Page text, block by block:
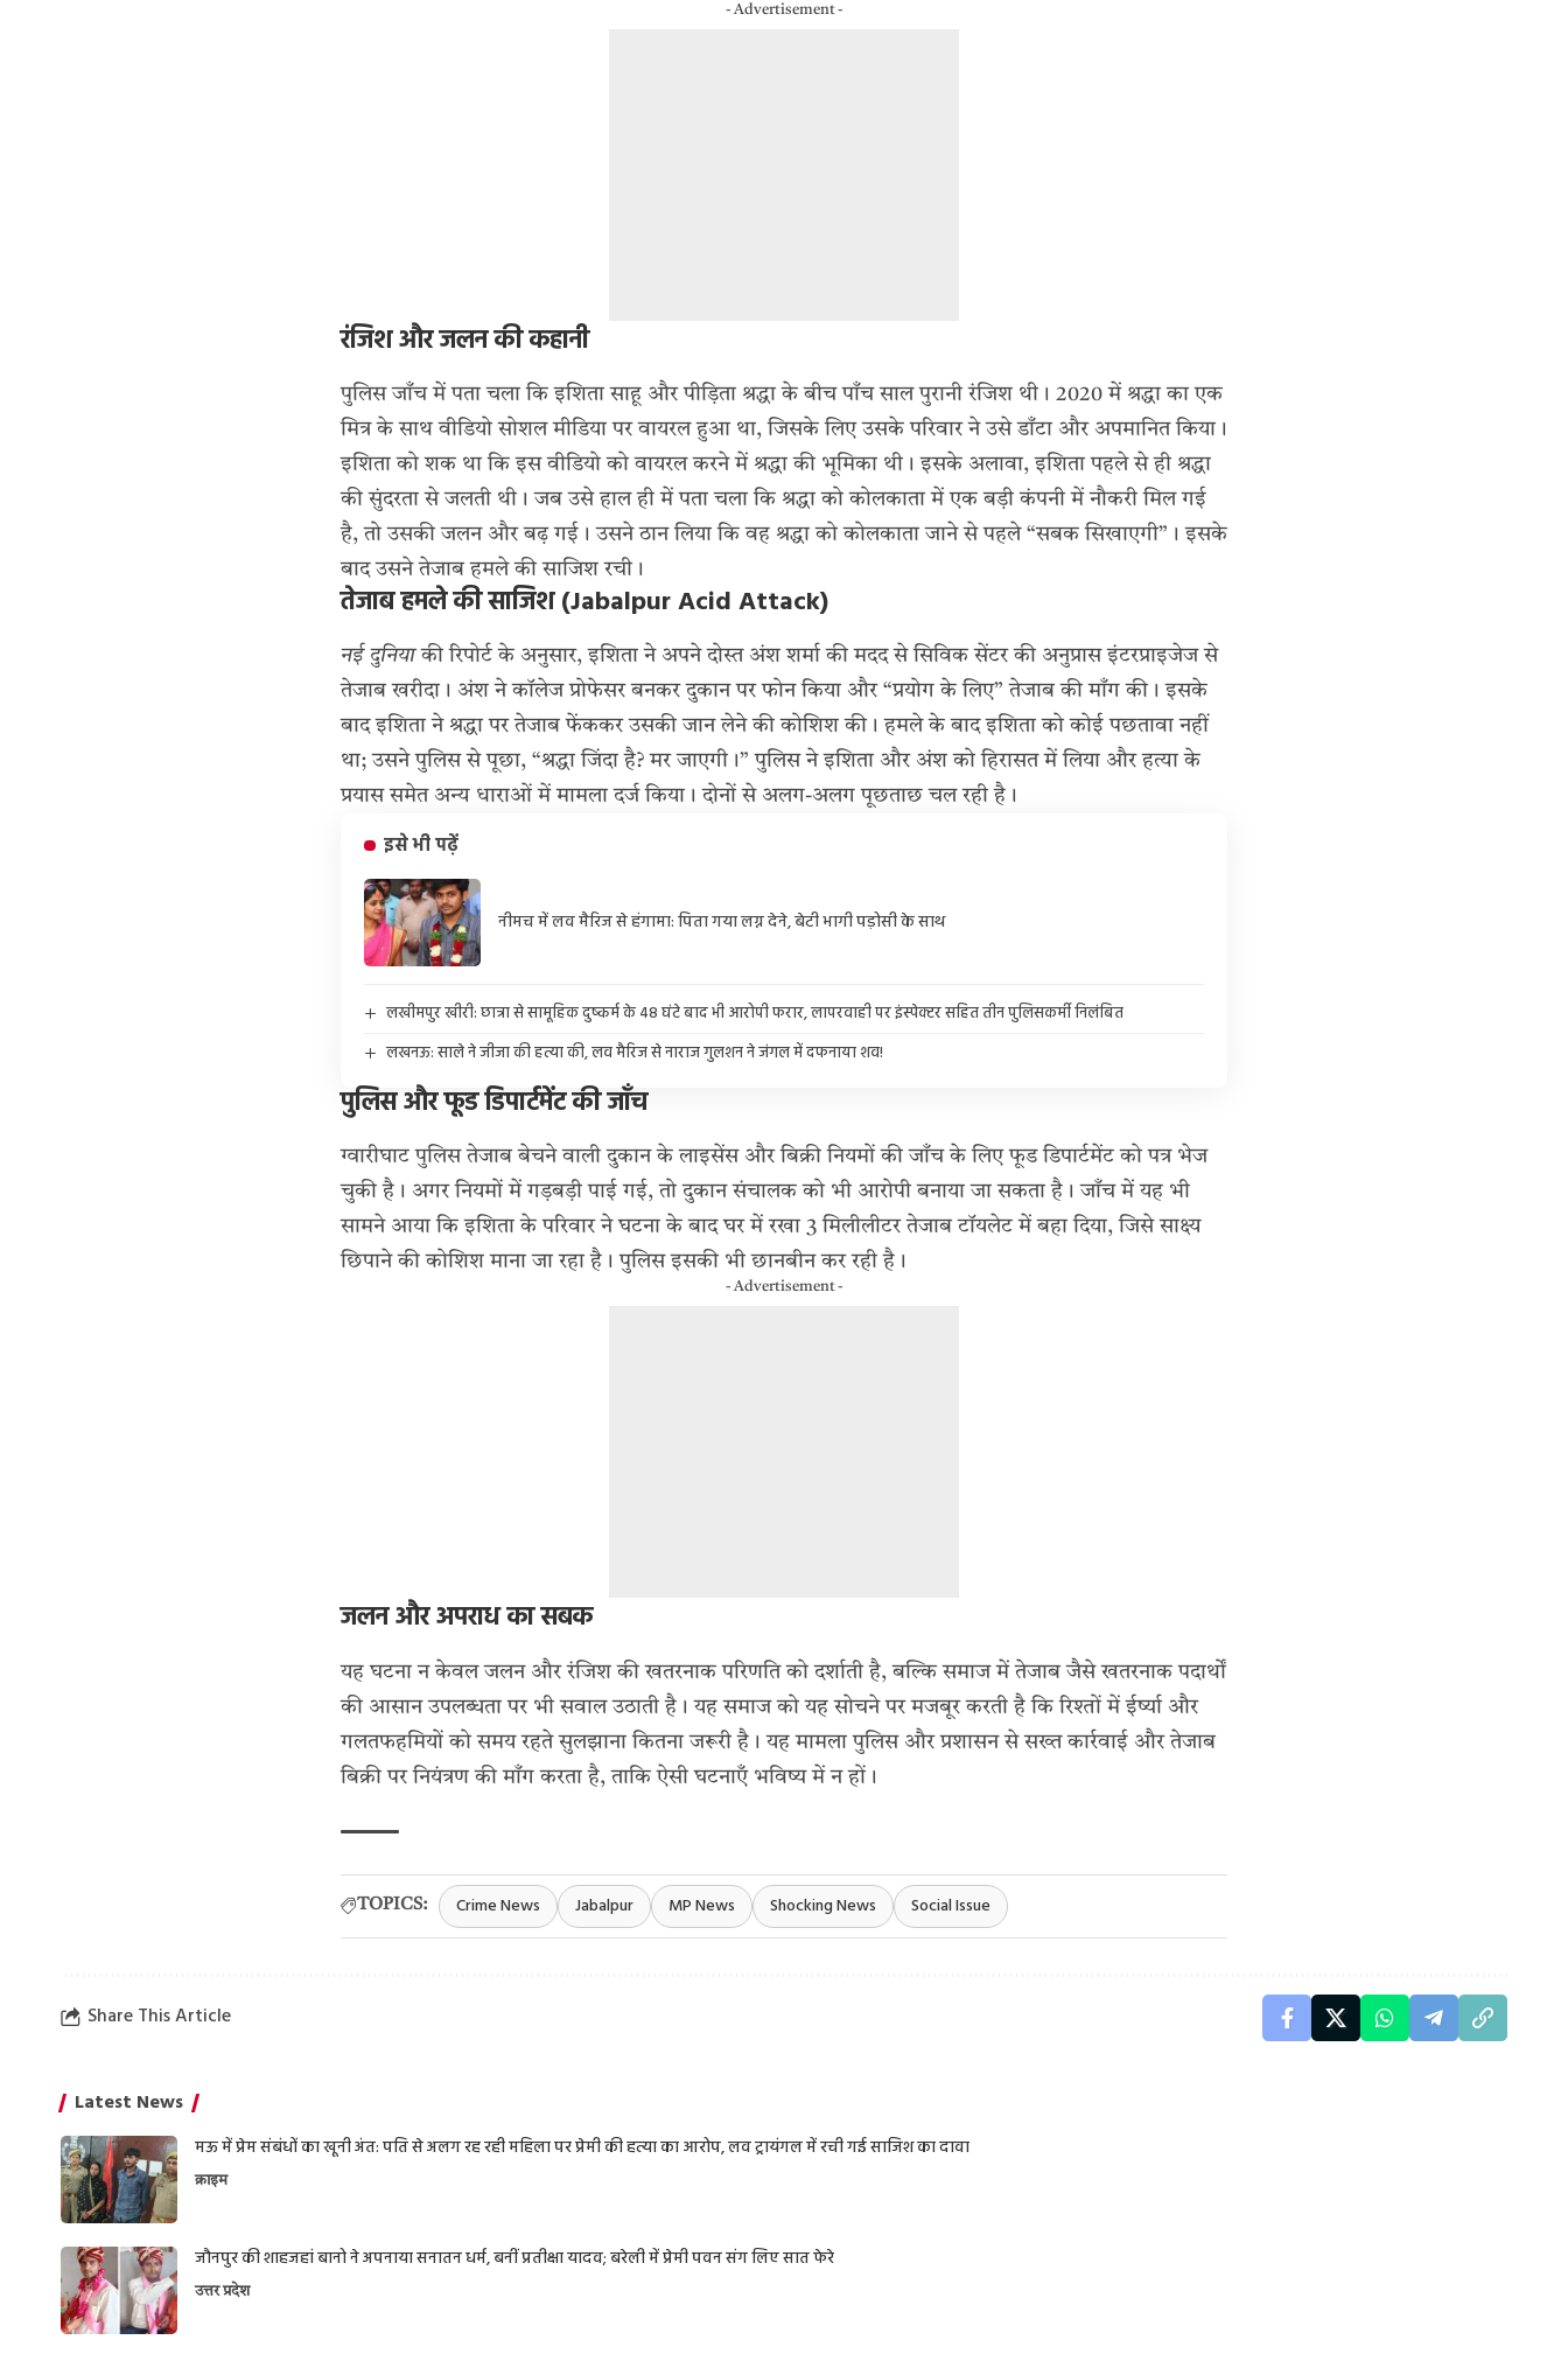
- Advertisement -
रंजिश और जलन की कहानी
पुलिस जाँच में पता चला कि इशिता साहू और पीड़िता श्रद्धा के बीच पाँच साल पुरानी रंजिश थी। 2020 में श्रद्धा का एक
मित्र के साथ वीडियो सोशल मीडिया पर वायरल हुआ था, जिसके लिए उसके परिवार ने उसे डाँटा और अपमानित किया।
इशिता को शक था कि इस वीडियो को वायरल करने में श्रद्धा की भूमिका थी। इसके अलावा, इशिता पहले से ही श्रद्धा
की सुंदरता से जलती थी। जब उसे हाल ही में पता चला कि श्रद्धा को कोलकाता में एक बड़ी कंपनी में नौकरी मिल गई
है, तो उसकी जलन और बढ़ गई। उसने ठान लिया कि वह श्रद्धा को कोलकाता जाने से पहले “सबक सिखाएगी”। इसके
बाद उसने तेजाब हमले की साजिश रची।
तेजाब हमले की साजिश (Jabalpur Acid Attack)
नई दुनियाकी रिपोर्ट के अनुसार, इशिता ने अपने दोस्त अंश शर्मा की मदद से सिविक सेंटर की अनुप्रास इंटरप्राइजेज से
तेजाब खरीदा। अंश ने कॉलेज प्रोफेसर बनकर दुकान पर फोन किया और “प्रयोग के लिए” तेजाब की माँग की। इसके
बाद इशिता ने श्रद्धा पर तेजाब फेंककर उसकी जान लेने की कोशिश की। हमले के बाद इशिता को कोई पछतावा नहीं
था; उसने पुलिस से पूछा, “श्रद्धा जिंदा है? मर जाएगी।” पुलिस ने इशिता और अंश को हिरासत में लिया और हत्या के
प्रयास समेत अन्य धाराओं में मामला दर्ज किया। दोनों से अलग-अलग पूछताछ चल रही है।
इसे भी पढ़ें
नीमच में लव मैरिज से हंगामा: पिता गया लग्न देने, बेटी भागी पड़ोसी के साथ
लखीमपुर खीरी: छात्रा से सामूहिक दुष्कर्म के 48 घंटे बाद भी आरोपी फरार, लापरवाही पर इंस्पेक्टर सहित तीन पुलिसकर्मी निलंबित
लखनऊ: साले ने जीजा की हत्या की, लव मैरिज से नाराज गुलशन ने जंगल में दफनाया शव!
पुलिस और फूड डिपार्टमेंट की जाँच
ग्वारीघाट पुलिस तेजाब बेचने वाली दुकान के लाइसेंस और बिक्री नियमों की जाँच के लिए फूड डिपार्टमेंट को पत्र भेज
चुकी है। अगर नियमों में गड़बड़ी पाई गई, तो दुकान संचालक को भी आरोपी बनाया जा सकता है। जाँच में यह भी
सामने आया कि इशिता के परिवार ने घटना के बाद घर में रखा 3 मिलीलीटर तेजाब टॉयलेट में बहा दिया, जिसे साक्ष्य
छिपाने की कोशिश माना जा रहा है। पुलिस इसकी भी छानबीन कर रही है।
- Advertisement -
जलन और अपराध का सबक
यह घटना न केवल जलन और रंजिश की खतरनाक परिणति को दर्शाती है, बल्कि समाज में तेजाब जैसे खतरनाक पदार्थों
की आसान उपलब्धता पर भी सवाल उठाती है। यह समाज को यह सोचने पर मजबूर करती है कि रिश्तों में ईर्ष्या और
गलतफहमियों को समय रहते सुलझाना कितना जरूरी है। यह मामला पुलिस और प्रशासन से सख्त कार्रवाई और तेजाब
बिक्री पर नियंत्रण की माँग करता है, ताकि ऐसी घटनाएँ भविष्य में न हों।
TOPICS: Crime News Jabalpur MP News Shocking News Social Issue
Share This Article
Latest News
मऊ में प्रेम संबंधों का खूनी अंत: पति से अलग रह रही महिला पर प्रेमी की हत्या का आरोप, लव ट्रायंगल में रची गई साजिश का दावा
क्राइम
जौनपुर की शाहजहां बानो ने अपनाया सनातन धर्म, बनीं प्रतीक्षा यादव; बरेली में प्रेमी पवन संग लिए सात फेरे
उत्तर प्रदेश